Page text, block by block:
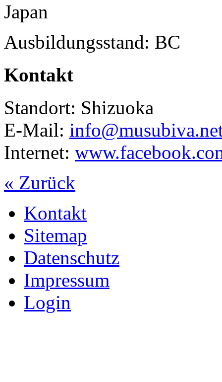
Japan
Ausbildungsstand: BC
Kontakt
Standort: Shizuoka
E-Mail:
Internet:
« Zurück
Kontakt
Sitemap
Datenschutz
Impressum
Login